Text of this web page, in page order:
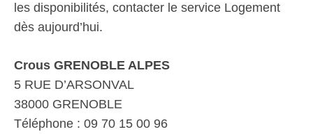
les disponibilités, contacter le service Logement
dès aujourd’hui.
Crous GRENOBLE ALPES
5 RUE D’ARSONVAL
38000 GRENOBLE
Téléphone : 09 70 15 00 96